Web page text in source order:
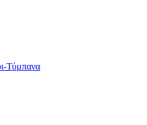
Τύμπανα